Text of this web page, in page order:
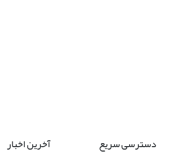
دسترسی سریع آخرین اخبار